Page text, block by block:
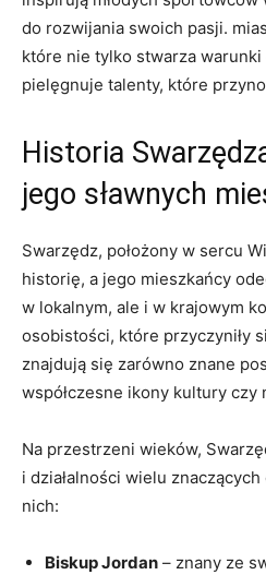
do rozwijania swoich pasji.
które nie tylko stwarza
pielęgnuje talenty, które
Historia
jego sławnych
Swarzędz, położony w sercu
historię, a jego mieszkańcy
w lokalnym, ale i w krajowym
osobistości, które przyczyniły
znajdują się zarówno znane
współczesne ikony kultury czy
Na przestrzeni wieków,
i działalności wielu
nich:
Biskup Jordan – znany ze